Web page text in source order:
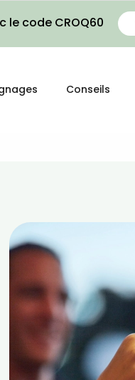
le code CROQ60
Conseils